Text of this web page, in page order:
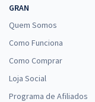
GRAN
Quem Somos
Como Funciona
Como Comprar
Loja Social
Programa de Afiliados